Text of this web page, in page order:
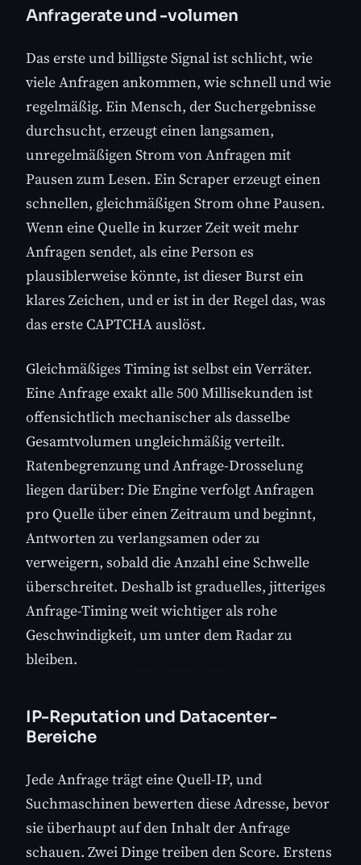
Anfragerate und -volumen
Das erste und billigste Signal ist schlicht, wie
viele Anfragen ankommen, wie schnell und wie
regelmäßig. Ein Mensch, der Suchergebnisse
durchsucht, erzeugt einen langsamen,
unregelmäßigen Strom von Anfragen mit
Pausen zum Lesen. Ein Scraper erzeugt einen
schnellen, gleichmäßigen Strom ohne Pausen.
Wenn eine Quelle in kurzer Zeit weit mehr
Anfragen sendet, als eine Person es
plausiblerweise könnte, ist dieser Burst ein
klares Zeichen, und er ist in der Regel das, was
das erste CAPTCHA auslöst.
Gleichmäßiges Timing ist selbst ein Verräter.
Eine Anfrage exakt alle 500 Millisekunden ist
offensichtlich mechanischer als dasselbe
Gesamtvolumen ungleichmäßig verteilt.
Ratenbegrenzung und Anfrage-Drosselung
liegen darüber: Die Engine verfolgt Anfragen
pro Quelle über einen Zeitraum und beginnt,
Antworten zu verlangsamen oder zu
verweigern, sobald die Anzahl eine Schwelle
überschreitet. Deshalb ist graduelles, jitteriges
Anfrage-Timing weit wichtiger als rohe
Geschwindigkeit, um unter dem Radar zu
bleiben.
IP-Reputation und Datacenter-
Bereiche
Jede Anfrage trägt eine Quell-IP, und
Suchmaschinen bewerten diese Adresse, bevor
sie überhaupt auf den Inhalt der Anfrage
schauen. Zwei Dinge treiben den Score. Erstens